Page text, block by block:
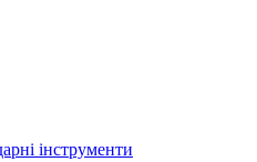
інструменти